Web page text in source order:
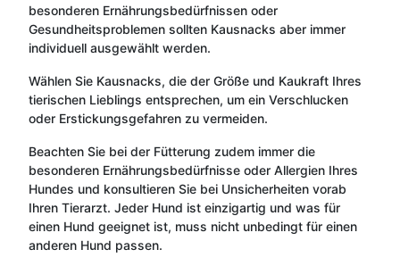
besonderen Ernährungsbedürfnissen oder
Gesundheitsproblemen sollten Kausnacks aber immer
individuell ausgewählt werden.
Wählen Sie Kausnacks, die der Größe und Kaukraft Ihres
tierischen Lieblings entsprechen, um ein Verschlucken
oder Erstickungsgefahren zu vermeiden.
Beachten Sie bei der Fütterung zudem immer die
besonderen Ernährungsbedürfnisse oder Allergien Ihres
Hundes und konsultieren Sie bei Unsicherheiten vorab
Ihren Tierarzt. Jeder Hund ist einzigartig und was für
einen Hund geeignet ist, muss nicht unbedingt für einen
anderen Hund passen.